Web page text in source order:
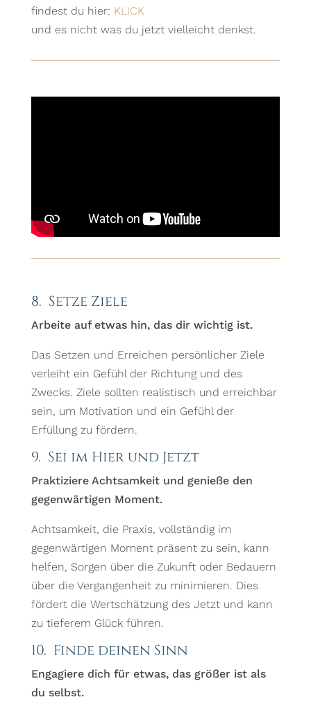
findest du hier: KLICK
und es nicht was du jetzt vielleicht denkst.
8. Setze Ziele
Arbeite auf etwas hin, das dir wichtig ist.
Das Setzen und Erreichen persönlicher Ziele
verleiht ein Gefühl der Richtung und des
Zwecks. Ziele sollten realistisch und erreichbar
sein, um Motivation und ein Gefühl der
Erfüllung zu fördern.
9. Sei im Hier und Jetzt
Praktiziere Achtsamkeit und genieße den
gegenwärtigen Moment.
Achtsamkeit, die Praxis, vollständig im
gegenwärtigen Moment präsent zu sein, kann
helfen, Sorgen über die Zukunft oder Bedauern
über die Vergangenheit zu minimieren. Dies
fördert die Wertschätzung des Jetzt und kann
zu tieferem Glück führen.
10. Finde deinen Sinn
Engagiere dich für etwas, das größer ist als
du selbst.